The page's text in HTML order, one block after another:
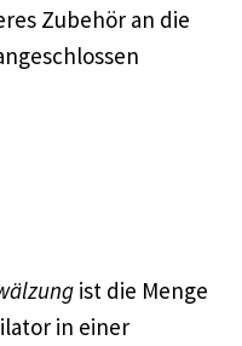
Zubehör an die
ist die Menge
in einer